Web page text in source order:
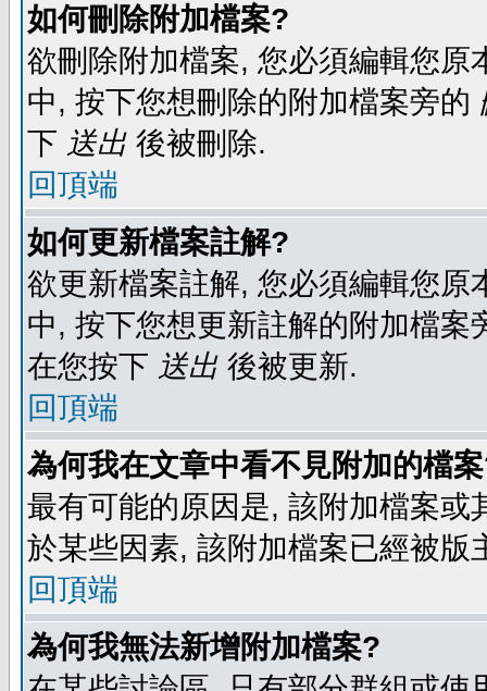
如何刪除附加檔案?
欲刪除附加檔案, 您必須編輯您
中, 按下您想刪除的附加檔案旁的
下 送出 後被刪除.
回頂端
如何更新檔案註解?
欲更新檔案註解, 您必須編輯您
中, 按下您想更新註解的附加檔案
在您按下 送出 後被更新.
回頂端
為何我在文章中看不見附加的檔
最有可能的原因是, 該附加檔案
於某些因素, 該附加檔案已經被版
回頂端
為何我無法新增附加檔案?